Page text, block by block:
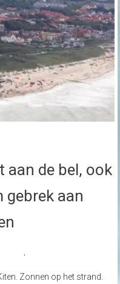
aan de bel, ook
gebrek aan
,
Zonnen op het strand.